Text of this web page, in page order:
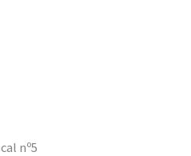
nº5